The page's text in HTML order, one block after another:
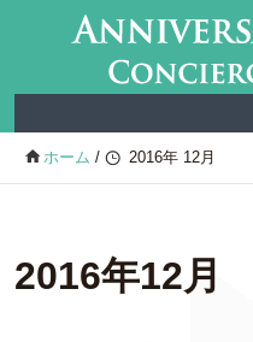
ホーム / 2016年 12月
2016年12月